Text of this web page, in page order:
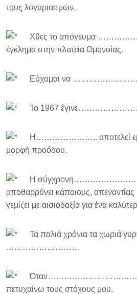
τους λογαριασμών.
Χθες το απόγευμα
έγκλημα στην πλατεία Ομονοίας.
Εύχομαι να
Το 1967
Η………………….. αποτελεί
μορφή προόδου.
Η
αποθαρρύνει κάποιους,
γεμίζει με αισιοδοξία για ένα
Τα παλιά χρόνια τα χωριά
………………………
Όταν……………………………
πετυχαίνω τους στόχους μου.